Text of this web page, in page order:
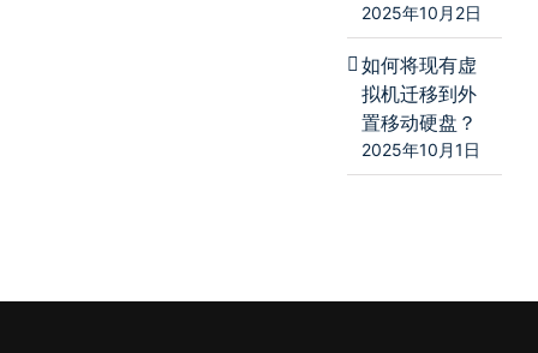
2025年10月2日
如何将现有虚
拟机迁移到外
置移动硬盘？
2025年10月1日